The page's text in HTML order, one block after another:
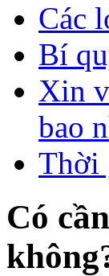
Các
Bí
Xin
bao
Thời
Có